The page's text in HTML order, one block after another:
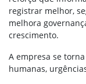
registrar melhor,
melhora
crescimento.
A empresa se
humanas,